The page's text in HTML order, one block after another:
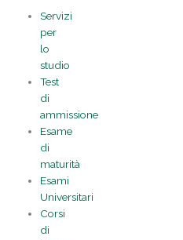
contenuto
Servizi
per
lo
studio
Test
di
ammissione
Esame
di
maturità
Esami
Universitari
Corsi
di